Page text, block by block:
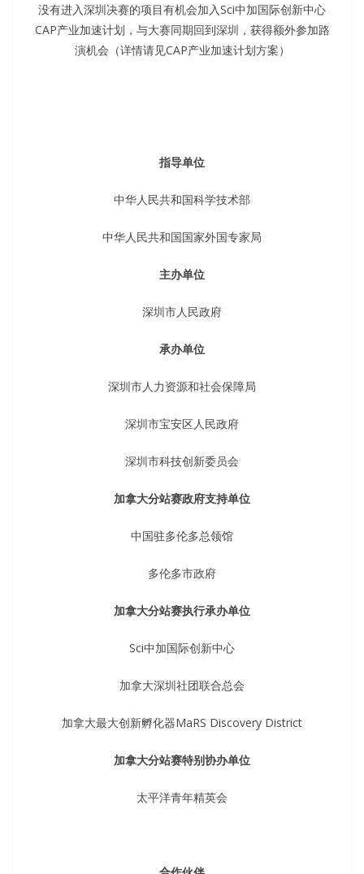
没有进入深圳决赛的项目有机会加入Sci中加国际创新中心
CAP产业加速计划，与大赛同期回到深圳，获得额外参加路
演机会（详情请见CAP产业加速计划方案）
指导单位
中华人民共和国科学技术部
中华人民共和国国家外国专家局
主办单位
深圳市人民政府
承办单位
深圳市人力资源和社会保障局
深圳市宝安区人民政府
深圳市科技创新委员会
加拿大分站赛政府支持单位
中国驻多伦多总领馆
多伦多市政府
加拿大分站赛执行承办单位
Sci中加国际创新中心
加拿大深圳社团联合总会
加拿大最大创新孵化器MaRS Discovery District
加拿大分站赛特别协办单位
太平洋青年精英会